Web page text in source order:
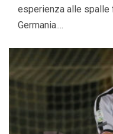
esperienza alle spalle
Germania....